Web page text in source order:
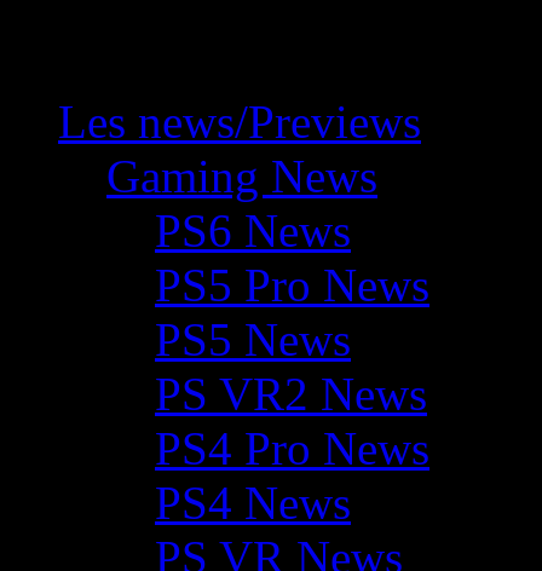
Les news/Previews
Gaming News
PS6 News
PS5 Pro News
PS5 News
PS VR2 News
PS4 Pro News
PS4 News
PS VR News